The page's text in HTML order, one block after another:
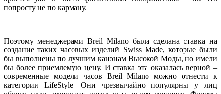
попросту не по карману.
Поэтому менеджерами Breil Milano была сделана ставка на
создание таких часовых изделий Swiss Made, которые были
бы выполнены по лучшим канонам Высокой Моды, но имели
бы более приемлемую цену. И ставка эта оказалась верной –
современные модели часов Breil Milano можно отнести к
категории LifeStyle. Они чрезвычайно популярны у лиц